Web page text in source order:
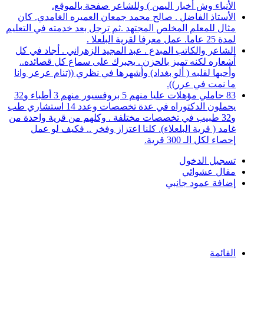
الأنباء وش أخبار اليمن ) وللشاعر صفحة بالموقع.
الأستاذ الفاضل . صالح محمد جمعان العميره الغامدي. كان
مثال للمعلم المخلص المجتهد .ثم ترجل بعد خدمته في التعليم
لمدة 25 عاما. عمل معرفا لقرية البلعلا .
الشاعر والكاتب المبدع . عبد المجيد الزهراني . أجاد في كل
أشعاره لكنه تميز بالحزن . يجبرك على سماع كل قصائده..
وأحبها لقلبه ( ألو بغداد) وأشهرها في نظري ((تنام عرعر وانا
ما نمت في عرر)).
83 حاملي مؤهلات عليا منهم 5 بروفسيور منهم 3 أطباء و32
يحملون الدكتوراه في عدة تخصصات وعدد 14 استشاري طب
و32 طبيب في تخصصات مختلفة . وكلهم من قرية واحدة من
غامد ( قرية البلعلاء). كلنا اعتزاز وفخر .. فكيف لو عمل
إحصاء لكل الـ 300 قرية.
تسجيل الدخول
مقال عشوائي
إضافة عمود جانبي
القائمة